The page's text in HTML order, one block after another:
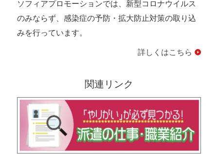
ソフィアプロモーションでは、新型コロナウイルス
のみならず、感染症の予防・拡大防止対策の取り込
みを行っています。
詳しくはこちら
関連リンク